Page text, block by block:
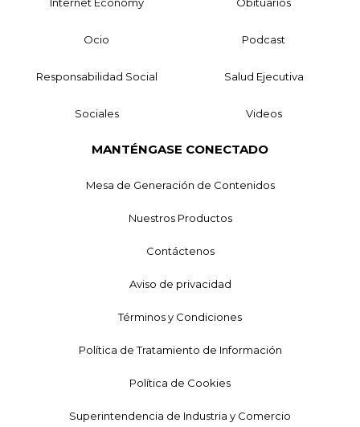
Ocio Podcast
Responsabilidad Social Salud Ejecutiva
Sociales Videos
MANTÉNGASE CONECTADO
Mesa de Generación de Contenidos
Nuestros Productos
Contáctenos
Aviso de privacidad
Términos y Condiciones
Política de Tratamiento de Información
Política de Cookies
Superintendencia de Industria y Comercio